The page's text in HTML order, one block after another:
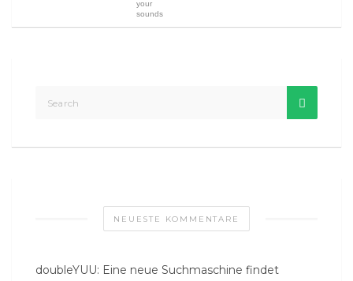
your
sounds
NEUESTE KOMMENTARE
doubleYUU: Eine neue Suchmaschine findet